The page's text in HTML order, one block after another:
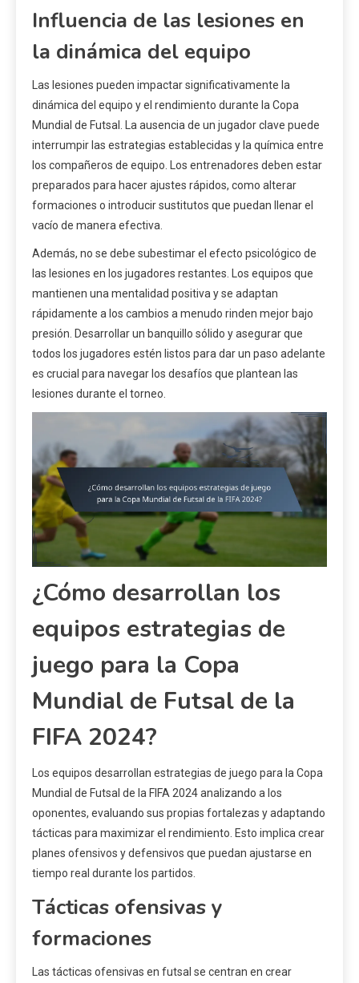
Influencia de las lesiones en
la dinámica del equipo
Las lesiones pueden impactar significativamente la
dinámica del equipo y el rendimiento durante la Copa
Mundial de Futsal. La ausencia de un jugador clave puede
interrumpir las estrategias establecidas y la química entre
los compañeros de equipo. Los entrenadores deben estar
preparados para hacer ajustes rápidos, como alterar
formaciones o introducir sustitutos que puedan llenar el
vacío de manera efectiva.
Además, no se debe subestimar el efecto psicológico de
las lesiones en los jugadores restantes. Los equipos que
mantienen una mentalidad positiva y se adaptan
rápidamente a los cambios a menudo rinden mejor bajo
presión. Desarrollar un banquillo sólido y asegurar que
todos los jugadores estén listos para dar un paso adelante
es crucial para navegar los desafíos que plantean las
lesiones durante el torneo.
¿Cómo desarrollan los
equipos estrategias de
juego para la Copa
Mundial de Futsal de la
FIFA 2024?
Los equipos desarrollan estrategias de juego para la Copa
Mundial de Futsal de la FIFA 2024 analizando a los
oponentes, evaluando sus propias fortalezas y adaptando
tácticas para maximizar el rendimiento. Esto implica crear
planes ofensivos y defensivos que puedan ajustarse en
tiempo real durante los partidos.
Tácticas ofensivas y
formaciones
Las tácticas ofensivas en futsal se centran en crear